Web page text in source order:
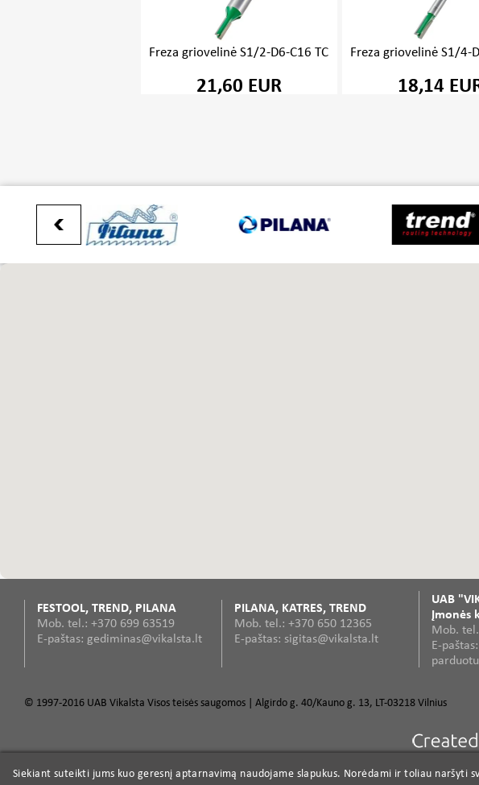
Freza griovelinė S1/2-D6-C16 TC
21,60 EUR
Freza griovelinė S1/4-
18,14
FESTOOL, TREND, PILANA
Mob. tel.: +370 699 63519
E-paštas: gediminas@vikalsta.lt
PILANA, KATRES, TREND
Mob. tel.: +370 650 12365
E-paštas: sigitas@vikalsta.lt
UAB
Įmonės
Mob.
E-
© 1997-2016 UAB Vikalsta Visos teisės saugomos | Algirdo g. 40/Kauno g. 13, LT-03218 Vilnius
TREND CRAFTPRO frezos Elektriniai įrankiai Profesionalūs įrankiai Profesionalūs elektriniai rankiniai
Siekiant suteikti jums kuo geresnį aptarnavimą naudojame slapukus. Norėdami ir toliau naršyti
Siekiant suteikti jums kuo geresnį aptarnavimą naudojame slapukus. Norėdami ir toliau naršyti